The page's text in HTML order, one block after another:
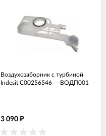
Воздухозаборник с турбиной
Indesit C00256546 — ВОДП001
3 090 ₽